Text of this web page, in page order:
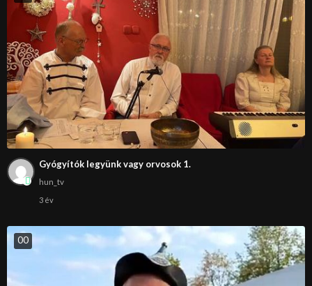
Gyógyítók legyünk vagy orvosok 1.
hun_tv
3 év
00